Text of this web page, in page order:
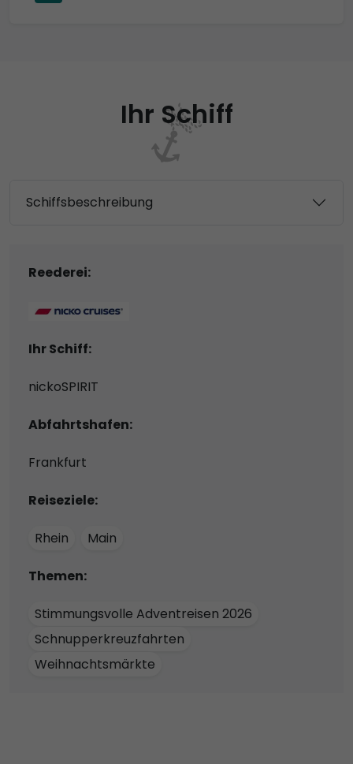
Ihr Schiff
Schiffsbeschreibung
Reederei:
Ihr Schiff:
nickoSPIRIT
Abfahrtshafen:
Frankfurt
Reiseziele:
Rhein Main
Themen:
Stimmungsvolle Adventreisen 2026
Schnupperkreuzfahrten
Weihnachtsmärkte